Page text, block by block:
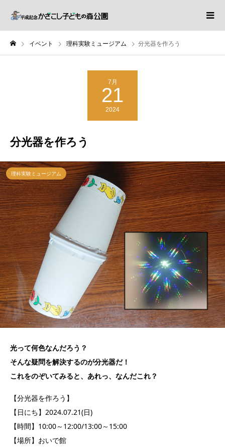
イベント 理科実験ミュージアム 分光器を作ろう
7月
21
2024
分光器を作ろう
理科実験ミュージアム
光って何色なんだろう？
そんな疑問を解決するのが分光器だ！
これをのぞいてみると、あれっ、なんだこれ？
【分光器を作ろう】
【日にち】2024.07.21(日)
【時間】10:00～12:00/13:00～15:00
【場所】おいで館